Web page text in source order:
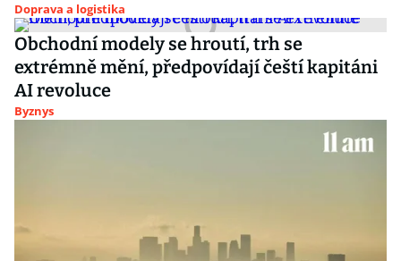
Doprava a logistika
Obchodní modely se hroutí, trh se
extrémně mění, předpovídají čeští kapitáni
AI revoluce
Byznys